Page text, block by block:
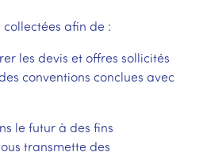
afin de :
les devis et offres sollicités
conventions conclues avec
le futur à des fins
transmette des